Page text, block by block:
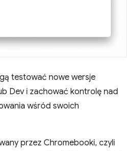
testować nowe wersje
Dev i zachować kontrolę nad
wśród swoich
przez Chromebooki, czyli